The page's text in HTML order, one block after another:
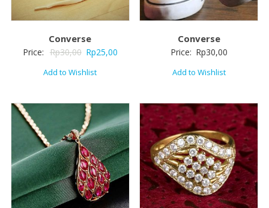
Converse
Price: Rp30,00 Rp25,00
Add to Wishlist
Converse
Price: Rp30,00
Add to Wishlist